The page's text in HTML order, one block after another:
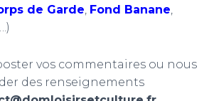
de Garde Fond Banane
vos commentaires ou nous
des renseignements